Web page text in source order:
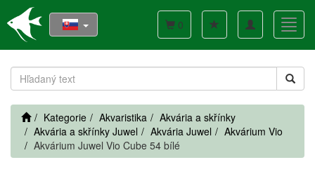
Toggle
navigation
0
Kategorie Akvaristika
Akvária a skřínky
Akvária a skřínky Juwel
Akvária Juwel
Akvárium Vio
Akvárium Juwel Vio Cube 54 bílé